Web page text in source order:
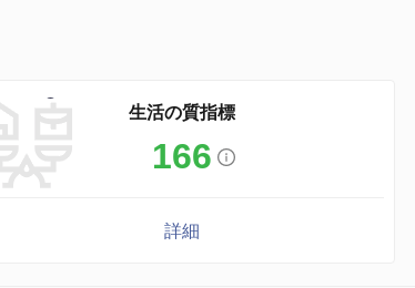
生活の質指標
166
詳細